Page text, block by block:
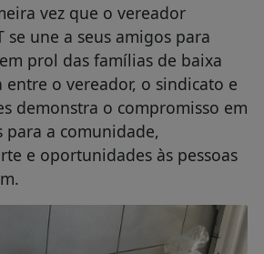
vez que o vereador
se une a seus amigos para
prol das famílias de baixa
entre o vereador, o sindicato e
demonstra o compromisso em
para a comunidade,
e oportunidades às pessoas